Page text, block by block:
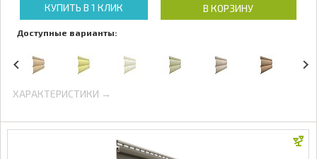
КУПИТЬ В 1 КЛИК В КОРЗИНУ
Доступные варианты:
ХАРАКТЕРИСТИКИ →